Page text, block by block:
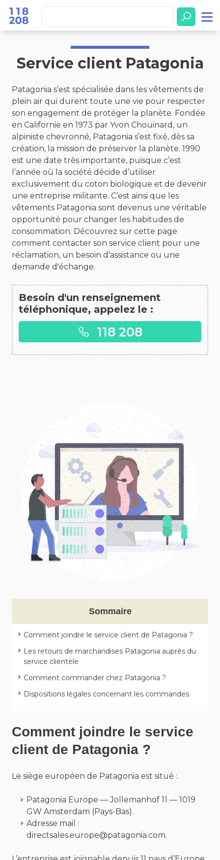
Accueil
Service client Patagonia
Patagonia s’est spécialisée dans les vêtements de
plein air qui durent toute une vie pour respecter
son engagement de protéger la planète. Fondée
en Californie en 1973 par Yvon Chouinard, un
alpiniste chevronné, Patagonia s’est fixé, dès sa
création, la mission de préserver la planète. 1990
est une date très importante, puisque c’est
l’année où la société décide d’utiliser
exclusivement du coton biologique et de devenir
une entreprise militante. C’est ainsi que les
vêtements Patagonia sont devenus une véritable
opportunité pour changer les habitudes de
consommation. Découvrez sur cette page
comment contacter son service client pour une
réclamation, un besoin d'assistance ou une
demande d'échange.
Besoin d'un renseignement
téléphonique, appelez le :
118 208
Sommaire
Comment joindre le service client de Patagonia ?
Les retours de marchandises Patagonia auprès du
service clientèle
Comment commander chez Patagonia ?
Dispositions légales concernant les commandes
Comment joindre le service
client de Patagonia ?
Le siège européen de Patagonia est situé :
Patagonia Europe — Jollemanhof 11 — 1019
GW Amsterdam (Pays-Bas).
Adresse mail :
directsales.europe@patagonia.com.